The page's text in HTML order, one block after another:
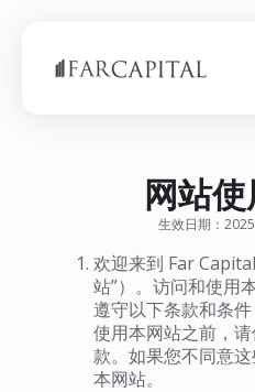
网站
生效日期：
欢迎来到 Far
站”）。访问和使用
遵守以下条款和条
使用本网站之前，
款。如果您不同意
本网站。